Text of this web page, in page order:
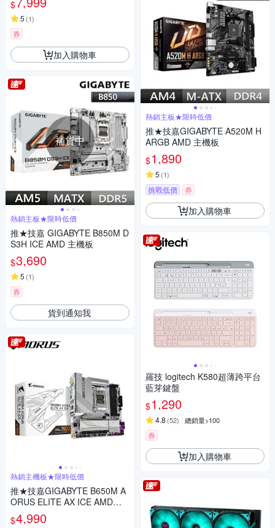
$
5 (1)
券
加入購物車
補貨中
熱銷主板★限時低價
推★技嘉 GIGABYTE B850M D
S3H ICE AMD 主機板
$3,690
5 (1)
券
貨到通知我
熱銷主機板★限時低價
推★技嘉GIGABYTE B650M A
ORUS ELITE AX ICE AMD主
機板
$4,990
熱銷主板★限時低價
推★技嘉GIGABYTE A520M H
ARGB AMD 主機板
$1,890
5 (1)
挑戰低價 券
加入購物車
羅技 logitech K580超薄跨平台
藍芽鍵盤
$1,290
4.8 (52) 總銷量>100
券
加入購物車